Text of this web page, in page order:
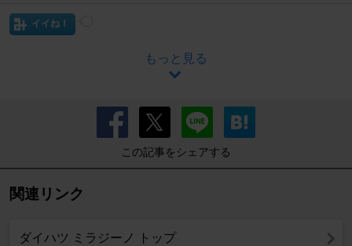
イイね！
もっと見る
この記事をシェアする
関連リンク
ダイハツ ミラジーノ トップ